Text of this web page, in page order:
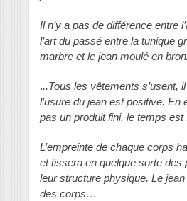
Il n’y a pas de différence entre
l’art du passé entre la tunique
marbre et le jean moulé en
...Tous les vêtements s’usent,
l’usure du jean est positive. En
pas un produit fini, le temps est
L’empreinte de chaque corps
et tissera en quelque sorte des
leur structure physique. Le
des corps…